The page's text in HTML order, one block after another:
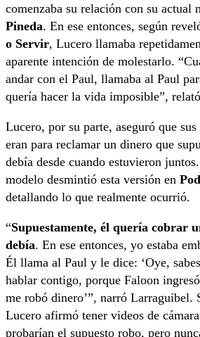
comenzaba su relación con su actual
Pineda. En ese entonces, según
o Servir, Lucero llamaba
aparente intención de molestarlo.
andar con el Paul, llamaba al Paul
quería hacer la vida imposible”,
Lucero, por su parte, aseguró que
eran para reclamar un dinero que
debía desde cuando estuvieron
modelo desmintió esta versión en
detallando lo que realmente ocurrió.
“Supuestamente, él quería cobrar
debía. En ese entonces, yo estaba
Él llama al Paul y le dice: ‘Oye,
hablar contigo, porque Faloon
me robó dinero’”, narró Larraguibel.
Lucero afirmó tener videos de
probarían el supuesto robo, pero